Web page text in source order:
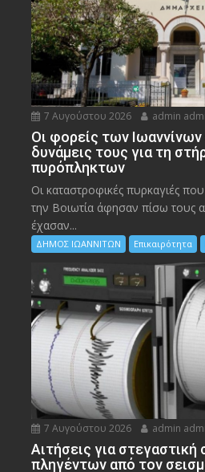
7 Αυγούστου 2026 admin
Οι φορείς των
δυνάμεις τους για τη
πυρόπληκτων
Οι καταστροφικές πυρκαγιές
την Bοιωτία άφησαν πίσω τους
έχασαν...
ΔΗΜΟΣ ΙΩΑΝΝΙΤΩΝ Επικαιρότητα
7 Αυγούστου 2026 admin
Αιτήσεις για
πληγέντων από τον